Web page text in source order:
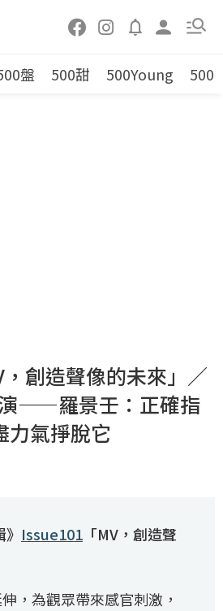
盤 500甜 500Young 500
創造聲像的未來」／
——羅景壬：正確指
力氣掙脫它
Issue101「MV，創造聲
，為觀眾帶來感官刺激，